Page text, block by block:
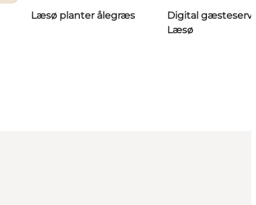
Læsø planter ålegræs
Digital
Læsø